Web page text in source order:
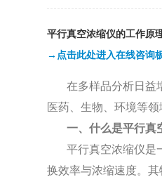
平行真空浓缩仪的工作原
→点击此处进入在线咨询
在多样品分析日益
医药、生物、环境等
一、什么是平行真
平行真空浓缩仪是
换效率与浓缩速度。其